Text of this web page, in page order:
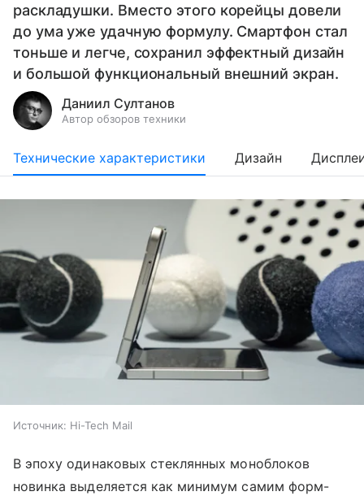
раскладушки. Вместо этого корейцы довели
до ума уже удачную формулу. Смартфон стал
тоньше и легче, сохранил эффектный дизайн
и большой функциональный внешний экран.
Даниил Султанов
Автор обзоров техники
Технические характеристики Дизайн
Источник: Hi-Tech Mail
В эпоху одинаковых стеклянных моноблоков
новинка выделяется как минимум самим форм-